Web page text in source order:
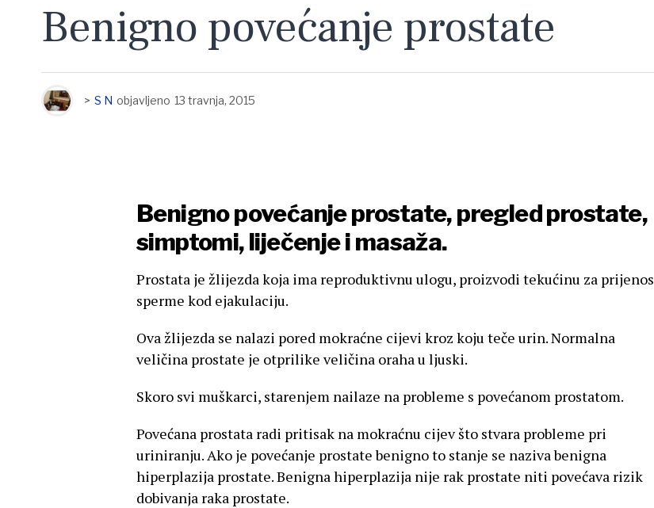
Benigno povećanje prostate
> S N objavljeno 13 travnja, 2015
Benigno povećanje prostate, pregled prostate,
simptomi, liječenje i masaža.
Prostata je žlijezda koja ima reproduktivnu ulogu, proizvodi tekućinu za prijenos
sperme kod ejakulaciju.
Ova žlijezda se nalazi pored mokraćne cijevi kroz koju teče urin. Normalna
veličina prostate je otprilike veličina oraha u ljuski.
Skoro svi muškarci, starenjem nailaze na probleme s povećanom prostatom.
Povećana prostata radi pritisak na mokraćnu cijev što stvara probleme pri
uriniranju. Ako je povećanje prostate benigno to stanje se naziva benigna
hiperplazija prostate. Benigna hiperplazija nije rak prostate niti povećava rizik
dobivanja raka prostate.